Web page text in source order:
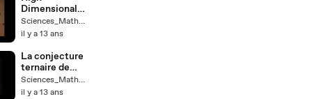
Dimensional
Phenomena
and
az Klartag
Sciences_Maths_Paris
il y a 13 ans
La conjecture
ternaire de
Goldbach -
Harald
Sciences_Maths_Paris
il y a 13 ans